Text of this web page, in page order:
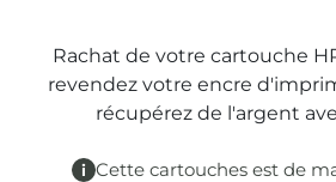
Rachat de votre cartouche
revendez votre encre
récupérez de l'argent
Cette cartouches est de